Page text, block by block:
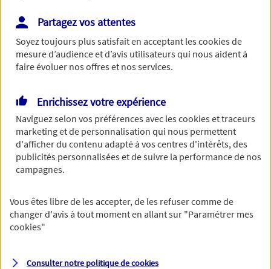
Date de Naissance
Numéro de téléphone
accompagner dans les prochaines étapes de votre souscription.
Partagez vos attentes
Soyez toujours plus satisfait en acceptant lescookiesde
mesure d’audience et d’avis utilisateurs qui nous aident à
faire évoluer nos offres et nos services.
Enrichissez votre expérience
Naviguez selon vos préférences avec lescookies et traceurs
marketing et de personnalisation qui nous permettent
d'afficher du contenu adapté à vos centres d'intérêts, des
publicités personnalisées et de suivre la performance de nos
campagnes.
Vous êtes libre de les accepter, de les refuser comme de
changer d'avis à tout moment en allant sur "Paramétrer mes
cookies"
Consulter notre politique decookies